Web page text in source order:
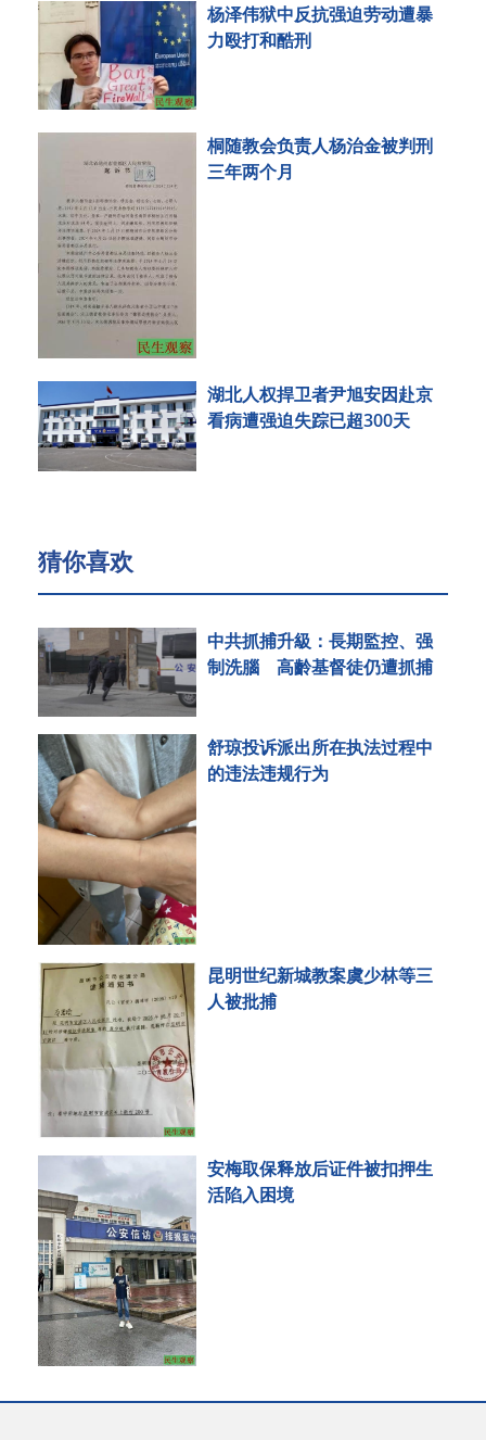
杨泽伟狱中反抗强迫劳动遭暴
力殴打和酷刑
桐随教会负责人杨治金被判刑
三年两个月
湖北人权捍卫者尹旭安因赴京
看病遭强迫失踪已超300天
猜你喜欢
中共抓捕升級：長期監控、强
制洗腦 高齡基督徒仍遭抓捕
舒琼投诉派出所在执法过程中
的违法违规行为
昆明世纪新城教案虞少林等三
人被批捕
安梅取保释放后证件被扣押生
活陷入困境